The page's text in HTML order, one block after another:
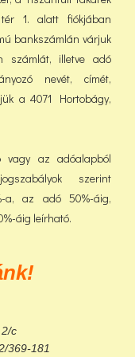
tér 1. alatt fiókjában
bankszámlán várjuk
számlát, illetve adó
nevét, címét,
a 4071 Hortobágy,
vagy az adóalapból
szerint
a, az adó 50%-áig,
áig leírható.
c
369-181